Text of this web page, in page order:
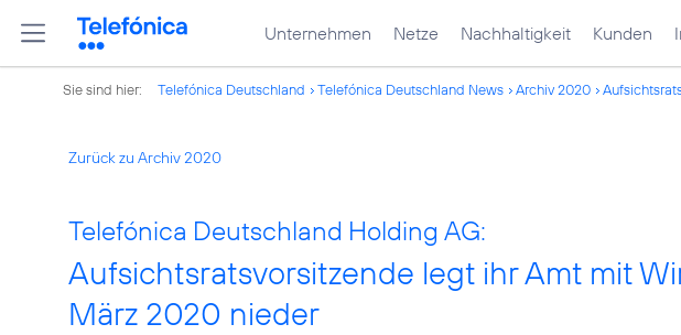
Unternehmen Netze Nachhaltigkeit Kunden
Sie sind hier: Telefónica Deutschland Telefónica Deutschland News Archiv 2020
Zurück zu Archiv 2020
Telefónica Deutschland Holding AG:
Aufsichtsratsvorsitzende legt ihr Amt mit
März 2020 nieder